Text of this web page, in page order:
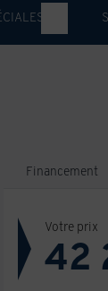
Financement
Votre prix
42